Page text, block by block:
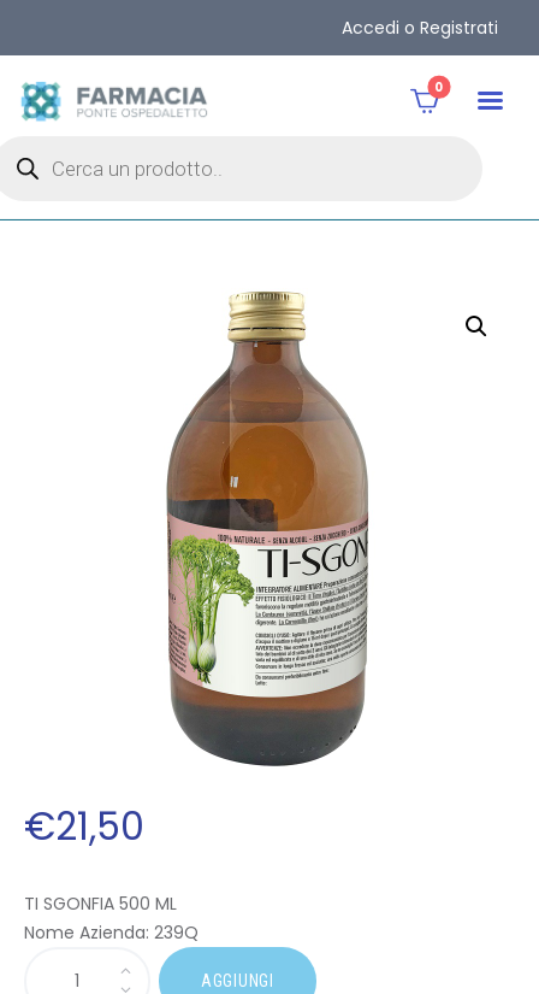
Accedi o Registrati
0
€21,50
TI SGONFIA 500 ML
Nome Azienda: 239Q
AGGIUNGI